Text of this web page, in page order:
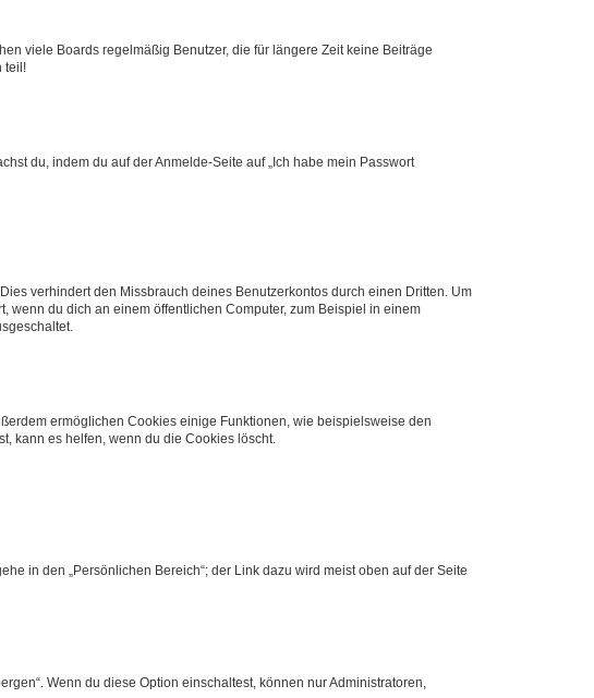
viele Boards regelmäßig Benutzer, die für längere Zeit keine Beiträge
teil!
du, indem du auf der Anmelde-Seite auf „Ich habe mein Passwort
verhindert den Missbrauch deines Benutzerkontos durch einen Dritten. Um
wenn du dich an einem öffentlichen Computer, zum Beispiel in einem
ermöglichen Cookies einige Funktionen, wie beispielsweise den
kann es helfen, wenn du die Cookies löscht.
in den „Persönlichen Bereich“; der Link dazu wird meist oben auf der Seite
Wenn du diese Option einschaltest, können nur Administratoren,